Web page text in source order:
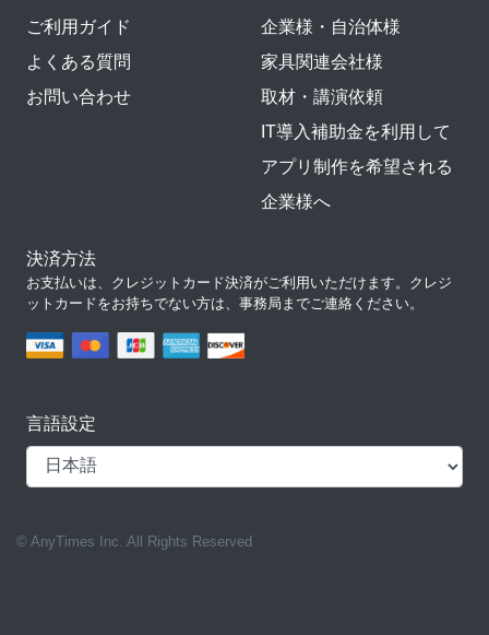
ご利用ガイド
よくある質問
お問い合わせ
企業様・自治体様
家具関連会社様
取材・講演依頼
IT導入補助金を利用して
アプリ制作を希望される
企業様へ
決済方法
お支払いは、クレジットカード決済がご利用いただけます。クレジ
ットカードをお持ちでない方は、事務局までご連絡ください。
言語設定
© AnyTimes Inc. All Rights Reserved